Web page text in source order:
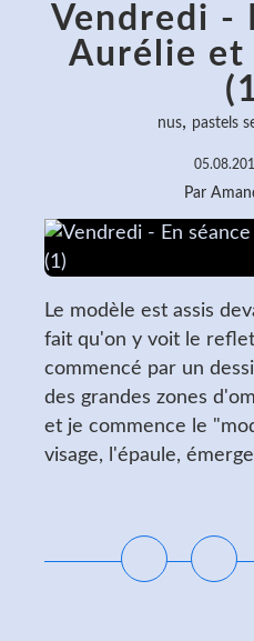
Vendredi -
Aurélie
nus, pastels
Par
Le modèle est assis
fait qu'on y voit le
commencé par un
des grandes zones
et je commence le
visage, l'épaule,